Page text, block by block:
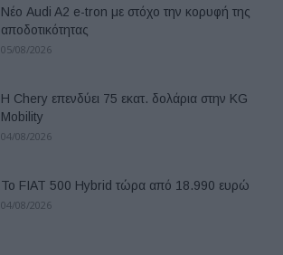
Νέο Audi A2 e-tron με στόχο την κορυφή της
αποδοτικότητας
05/08/2026
Η Chery επενδύει 75 εκατ. δολάρια στην KG
Mobility
04/08/2026
Το FIAT 500 Hybrid τώρα από 18.990 ευρώ
04/08/2026